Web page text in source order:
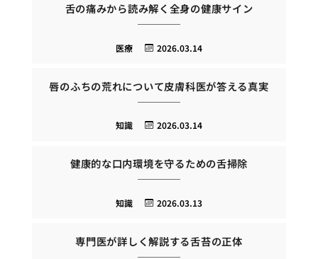
舌の痛みから読み解く全身の健康サイン
2026.03.14
医療
唇のふちの荒れについて皮膚科医が答える真実
2026.03.14
知識
健康的な口内環境を守るための舌掃除
2026.03.13
知識
専門医が詳しく解説する舌苔の正体